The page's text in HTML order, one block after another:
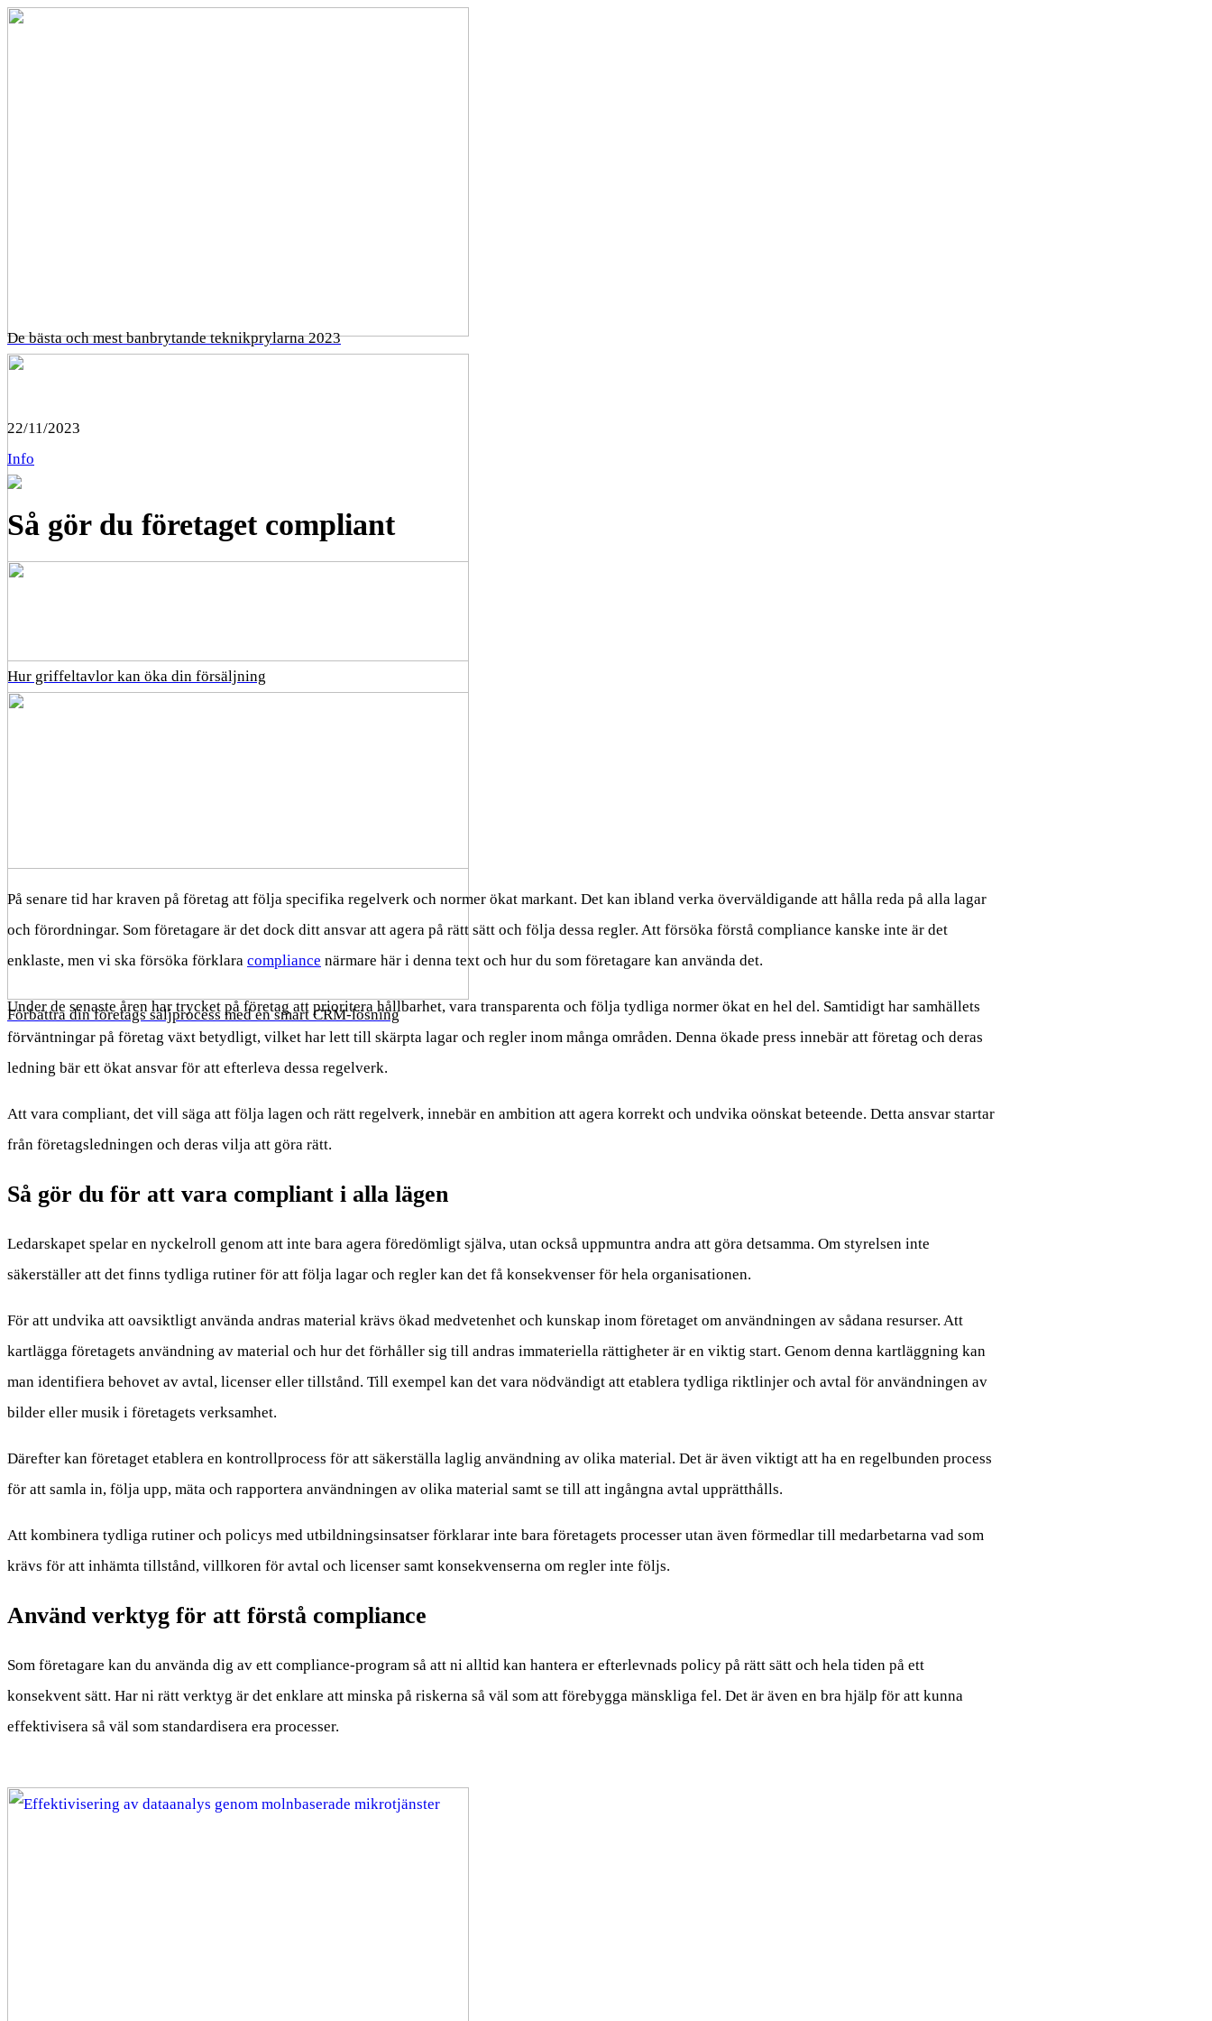
De bästa och mest banbrytande teknikprylarna 2023
Hur griffeltavlor kan öka din försäljning
Förbättra din företags säljprocess med en smart CRM-lösning
22/11/2023
Info
Så gör du företaget compliant
På senare tid har kraven på företag att följa specifika regelverk och normer ökat markant. Det kan ibland verka överväldigande att hålla reda på alla lagar
och förordningar. Som företagare är det dock ditt ansvar att agera på rätt sätt och följa dessa regler. Att försöka förstå compliance kanske inte är det
enklaste, men vi ska försöka förklara compliance närmare här i denna text och hur du som företagare kan använda det.
Under de senaste åren har trycket på företag att prioritera hållbarhet, vara transparenta och följa tydliga normer ökat en hel del. Samtidigt har samhällets
förväntningar på företag växt betydligt, vilket har lett till skärpta lagar och regler inom många områden. Denna ökade press innebär att företag och deras
ledning bär ett ökat ansvar för att efterleva dessa regelverk.
Att vara compliant, det vill säga att följa lagen och rätt regelverk, innebär en ambition att agera korrekt och undvika oönskat beteende. Detta ansvar startar
från företagsledningen och deras vilja att göra rätt.
Så gör du för att vara compliant i alla lägen
Ledarskapet spelar en nyckelroll genom att inte bara agera föredömligt själva, utan också uppmuntra andra att göra detsamma. Om styrelsen inte
säkerställer att det finns tydliga rutiner för att följa lagar och regler kan det få konsekvenser för hela organisationen.
För att undvika att oavsiktligt använda andras material krävs ökad medvetenhet och kunskap inom företaget om användningen av sådana resurser. Att
kartlägga företagets användning av material och hur det förhåller sig till andras immateriella rättigheter är en viktig start. Genom denna kartläggning kan
man identifiera behovet av avtal, licenser eller tillstånd. Till exempel kan det vara nödvändigt att etablera tydliga riktlinjer och avtal för användningen av
bilder eller musik i företagets verksamhet.
Därefter kan företaget etablera en kontrollprocess för att säkerställa laglig användning av olika material. Det är även viktigt att ha en regelbunden process
för att samla in, följa upp, mäta och rapportera användningen av olika material samt se till att ingångna avtal upprätthålls.
Att kombinera tydliga rutiner och policys med utbildningsinsatser förklarar inte bara företagets processer utan även förmedlar till medarbetarna vad som
krävs för att inhämta tillstånd, villkoren för avtal och licenser samt konsekvenserna om regler inte följs.
Använd verktyg för att förstå compliance
Som företagare kan du använda dig av ett compliance-program så att ni alltid kan hantera er efterlevnads policy på rätt sätt och hela tiden på ett
konsekvent sätt. Har ni rätt verktyg är det enklare att minska på riskerna så väl som att förebygga mänskliga fel. Det är även en bra hjälp för att kunna
effektivisera så väl som standardisera era processer.